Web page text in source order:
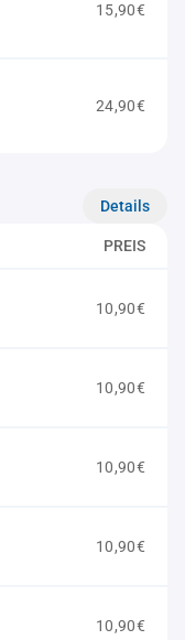
15,90€
24,90€
Details
PREIS
10,90€
10,90€
10,90€
10,90€
10,90€